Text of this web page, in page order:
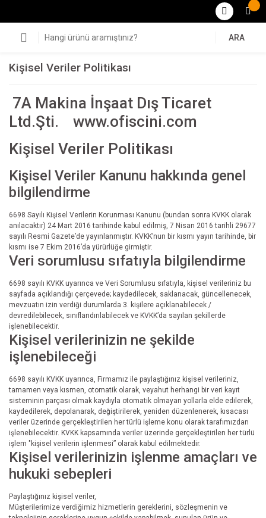
ARA
Kişisel Veriler Politikası
7A Makina İnşaat Dış Ticaret
Ltd.Şti. www.ofiscini.com
Kişisel Veriler Politikası
Kişisel Veriler Kanunu hakkında genel
bilgilendirme
6698 Sayılı Kişisel Verilerin Korunması Kanunu (bundan sonra KVKK olarak
anılacaktır) 24 Mart 2016 tarihinde kabul edilmiş, 7 Nisan 2016 tarihli 29677
sayılı Resmi Gazete’de yayınlanmıştır. KVKK’nun bir kısmı yayın tarihinde, bir
kısmı ise 7 Ekim 2016’da yürürlüğe girmiştir.
Veri sorumlusu sıfatıyla bilgilendirme
6698 sayılı KVKK uyarınca ve Veri Sorumlusu sıfatıyla, kişisel verileriniz bu
sayfada açıklandığı çerçevede; kaydedilecek, saklanacak, güncellenecek,
mevzuatın izin verdiği durumlarda 3. kişilere açıklanabilecek /
devredilebilecek, sınıflandırılabilecek ve KVKK’da sayılan şekillerde
işlenebilecektir.
Kişisel verilerinizin ne şekilde
işlenebileceği
6698 sayılı KVKK uyarınca, Firmamız ile paylaştığınız kişisel verileriniz,
tamamen veya kısmen, otomatik olarak, veyahut herhangi bir veri kayıt
sisteminin parçası olmak kaydıyla otomatik olmayan yollarla elde edilerek,
kaydedilerek, depolanarak, değiştirilerek, yeniden düzenlenerek, kısacası
veriler üzerinde gerçekleştirilen her türlü işleme konu olarak tarafımızdan
işlenebilecektir. KVKK kapsamında veriler üzerinde gerçekleştirilen her türlü
işlem "kişisel verilerin işlenmesi” olarak kabul edilmektedir.
Kişisel verilerinizin işlenme amaçları ve
hukuki sebepleri
Paylaştığınız kişisel veriler,
Müşterilerimize verdiğimiz hizmetlerin gereklerini, sözleşmenin ve